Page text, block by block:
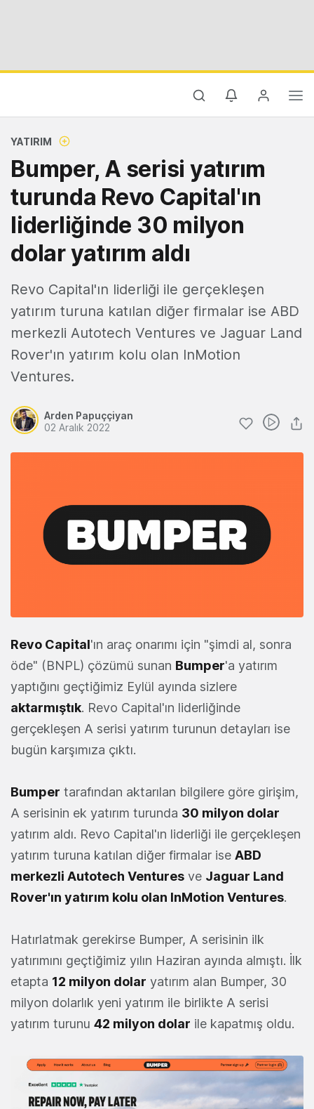
YATIRIM
Bumper, A serisi yatırım
turunda Revo Capital'ın
liderliğinde 30 milyon
dolar yatırım aldı
Revo Capital'ın liderliği ile gerçekleşen
yatırım turuna katılan diğer firmalar ise ABD
merkezli Autotech Ventures ve Jaguar Land
Rover'ın yatırım kolu olan InMotion
Ventures.
Arden Papuççiyan
02 Aralık 2022
Revo Capital'ın araç onarımı için "şimdi al, sonra
öde" (BNPL) çözümü sunan Bumper'a yatırım
yaptığını geçtiğimiz Eylül ayında sizlere
aktarmıştık. Revo Capital'ın liderliğinde
gerçekleşen A serisi yatırım turunun detayları ise
bugün karşımıza çıktı.
Bumper tarafından aktarılan bilgilere göre girişim,
A serisinin ek yatırım turunda 30 milyon dolar
yatırım aldı. Revo Capital'ın liderliği ile gerçekleşen
yatırım turuna katılan diğer firmalar ise ABD
merkezli Autotech Ventures ve Jaguar Land
Rover'ın yatırım kolu olan InMotion Ventures.
Hatırlatmak gerekirse Bumper, A serisinin ilk
yatırımını geçtiğimiz yılın Haziran ayında almıştı. İlk
etapta 12 milyon dolar yatırım alan Bumper, 30
milyon dolarlık yeni yatırım ile birlikte A serisi
yatırım turunu 42 milyon dolar ile kapatmış oldu.